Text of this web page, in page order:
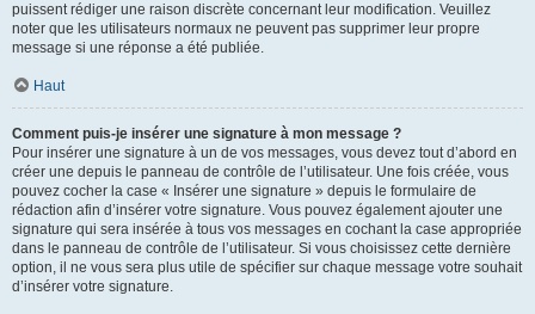
puissent rédiger une raison discrète concernant leur modification. Veuillez
noter que les utilisateurs normaux ne peuvent pas supprimer leur propre
message si une réponse a été publiée.
Haut
Comment puis-je insérer une signature à mon message ?
Pour insérer une signature à un de vos messages, vous devez tout d’abord en
créer une depuis le panneau de contrôle de l’utilisateur. Une fois créée, vous
pouvez cocher la case « Insérer une signature » depuis le formulaire de
rédaction afin d’insérer votre signature. Vous pouvez également ajouter une
signature qui sera insérée à tous vos messages en cochant la case appropriée
dans le panneau de contrôle de l’utilisateur. Si vous choisissez cette dernière
option, il ne vous sera plus utile de spécifier sur chaque message votre souhait
d’insérer votre signature.